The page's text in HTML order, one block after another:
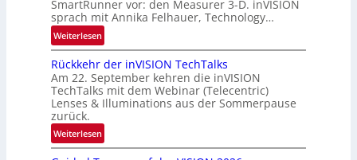
d
e
SmartRunner vor: den Measurer 3-D. inVISION
sprach mit Annika Felhauer, Technology…
Weiterlesen:
U
n
b
e
g
r
e
Rückkehr der inVISION TechTalks
Am 22. September kehren die inVISION
TechTalks mit dem Webinar (Telecentric)
Lenses & Illuminations aus der Sommerpause
zurück.
Weiterlesen:
R